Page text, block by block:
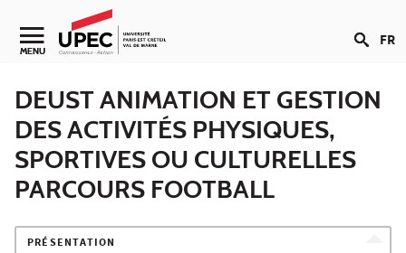
Aller au contenu
Navigation secondaire
MENU FR
DEUST ANIMATION ET GESTION
DES ACTIVITÉS PHYSIQUES,
SPORTIVES OU CULTURELLES
PARCOURS FOOTBALL
PRÉSENTATION